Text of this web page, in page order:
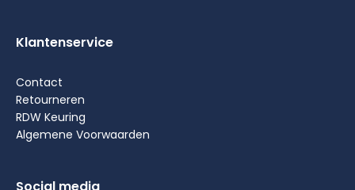
Klantenservice
Contact
Retourneren
RDW Keuring
Algemene Voorwaarden